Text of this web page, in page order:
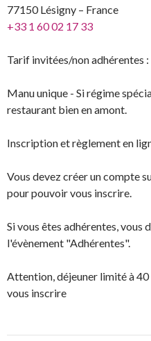
77150 Lésigny – France
+33 1 60 02 17 33
Tarif invitées/non adhérentes :
Manu unique - Si régime
restaurant bien en amont.
Inscription et règlement en
Vous devez créer un compte
pour pouvoir vous inscrire.
Si vous êtes adhérentes, vous
l'évènement "Adhérentes".
Attention, déjeuner limité à
vous inscrire